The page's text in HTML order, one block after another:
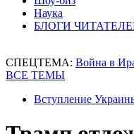
Наука
БЛОГИ
СПЕЦТЕМА: Война в
ВСЕ ТЕМЫ
Вступление